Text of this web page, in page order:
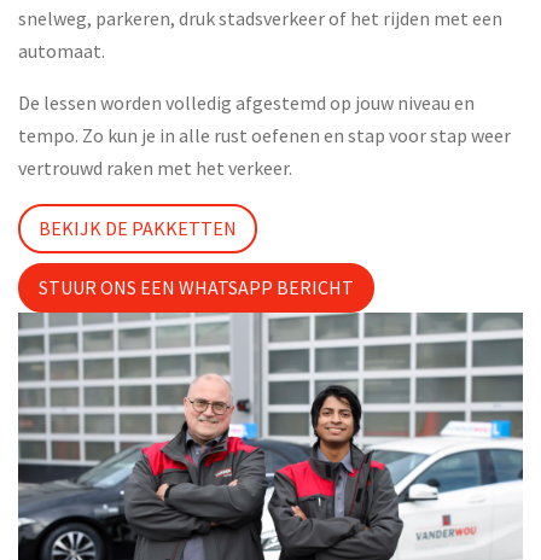
snelweg, parkeren, druk stadsverkeer of het rijden met een
automaat.
De lessen worden volledig afgestemd op jouw niveau en
tempo. Zo kun je in alle rust oefenen en stap voor stap weer
vertrouwd raken met het verkeer.
BEKIJK DE PAKKETTEN
STUUR ONS EEN WHATSAPP BERICHT